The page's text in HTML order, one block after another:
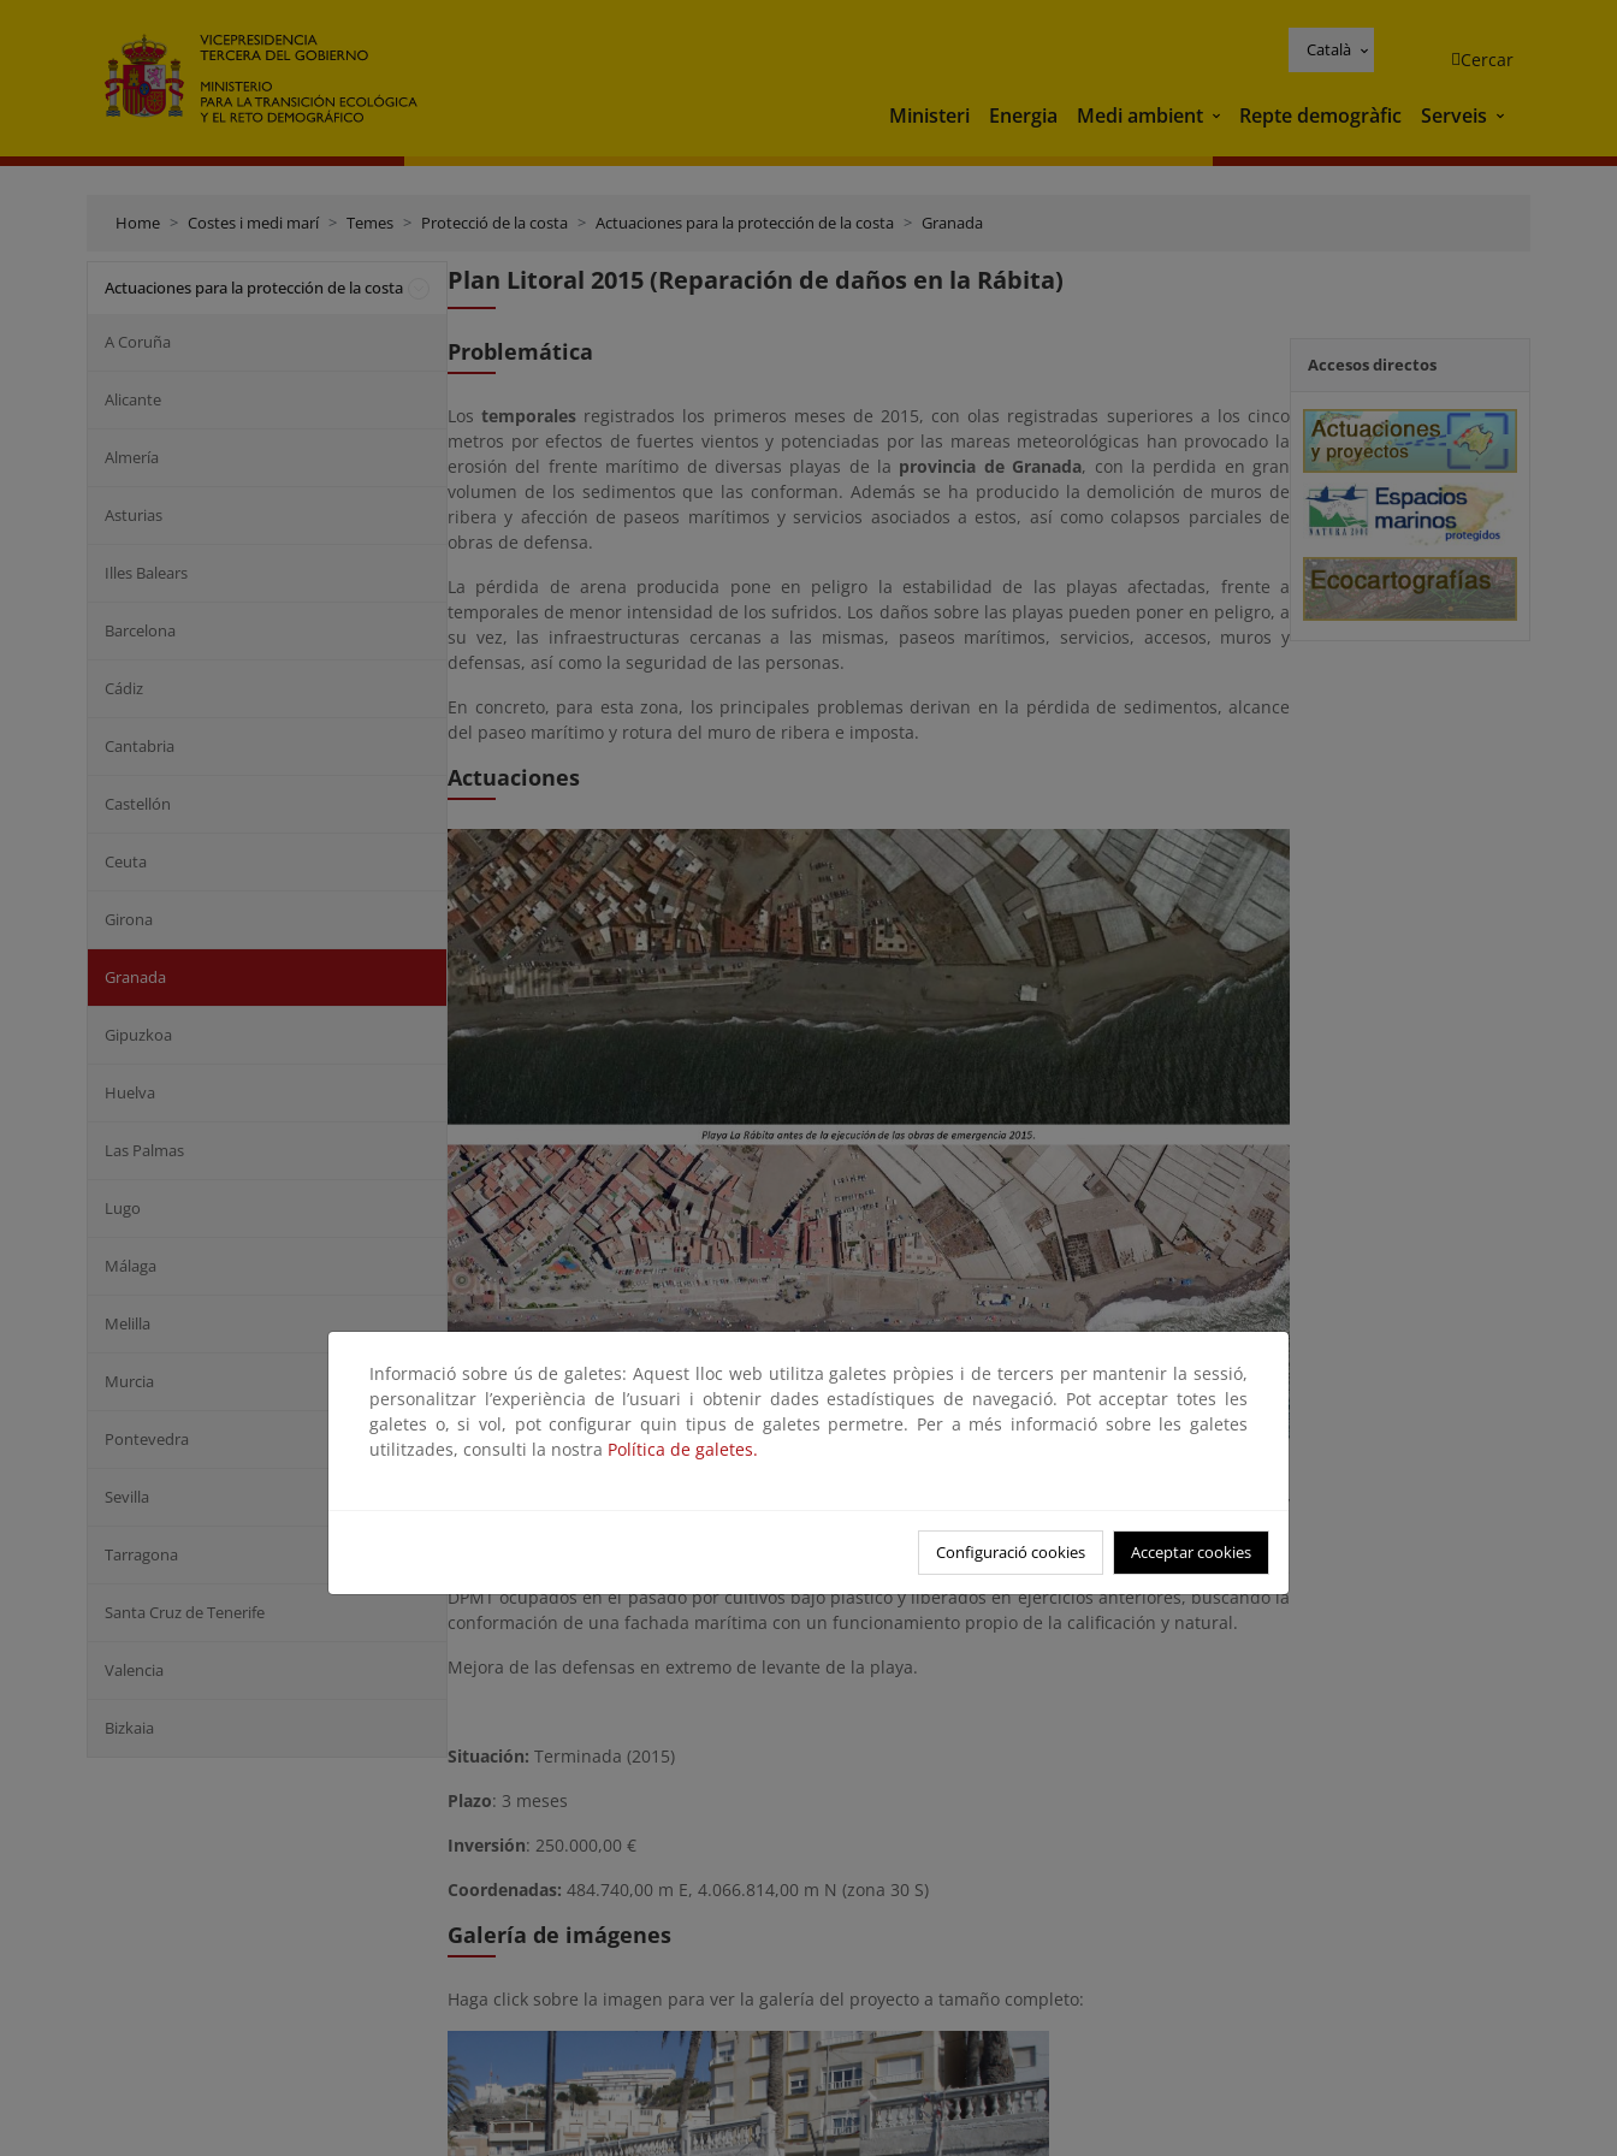
Català Cercar
Ministeri Energia Medi ambient Medi ambient
Repte demogràfic Serveis Serveis
Home Costes i medi marí Temes Protecció de la costa Actuaciones para la protección de la costa Granada
Actuaciones para la protección de la costa
A Coruña
Alicante
Almería
Asturias
Illes Balears
Barcelona
Cádiz
Cantabria
Castellón
Ceuta
Girona
Granada
Gipuzkoa
Huelva
Las Palmas
Lugo
Málaga
Melilla
Murcia
Pontevedra
Sevilla
Tarragona
Santa Cruz de Tenerife
Valencia
Bizkaia
Plan Litoral 2015 (Reparación de daños en la Rábita)
Problemática
Lostemporales registrados los primeros meses de 2015, con olas registradas superiores a los cinco
metros por efectos de fuertes vientos y potenciadas por las mareas meteorológicas han provocado la
erosión del frente marítimo de diversas playas de la provincia de Granada, con la perdida en gran
volumen de los sedimentos que las conforman. Además se ha producido la demolición de muros de
ribera y afección de paseos marítimos y servicios asociados a estos, así como colapsos parciales de
obras de defensa.
La pérdida de arena producida pone en peligro la estabilidad de las playas afectadas, frente a
temporales de menor intensidad de los sufridos. Los daños sobre las playas pueden poner en peligro, a
su vez, las infraestructuras cercanas a las mismas, paseos marítimos, servicios, accesos, muros y
defensas, así como la seguridad de las personas.
En concreto, para esta zona, los principales problemas derivan en la pérdida de sedimentos, alcance
del paseo marítimo y rotura del muro de ribera e imposta.
Actuaciones
Aportación de un volumen aproximado de arena de 50.000 m3 procedente de las ramblas de Albuñol y
Eliminación de escarpes realizados por los temporales y acondicionamiento como playa de espacios de
DPMT ocupados en el pasado por cultivos bajo plástico y liberados en ejercicios anteriores, buscando la
conformación de una fachada marítima con un funcionamiento propio de la calificación y natural.
Mejora de las defensas en extremo de levante de la playa.
Situación: Terminada (2015)
Plazo: 3 meses
Inversión: 250.000,00 €
Coordenadas: 484.740,00 m E, 4.066.814,00 m N (zona 30 S)
Galería de imágenes
Haga click sobre la imagen para ver la galería del proyecto a tamaño completo:
Accesos directos
Informació sobre ús de galetes: Aquest lloc web utilitza galetes pròpies i de tercers per mantenir la sessió,
personalitzar l’experiència de l’usuari i obtenir dades estadístiques de navegació. Pot acceptar totes les
galetes o, si vol, pot configurar quin tipus de galetes permetre. Per a més informació sobre les galetes
utilitzades, consulti la nostra Política de galetes.
Configuració cookies Acceptar cookies